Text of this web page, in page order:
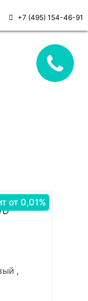
+7 (495) 154-46-91
от 0,01%
,